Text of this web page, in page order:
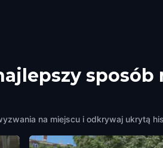
sposób
na miejscu i odkrywaj ukrytą